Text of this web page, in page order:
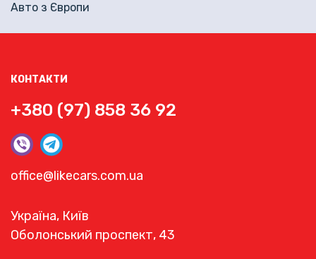
КОНТАКТИ
+380 (97) 858 36 92
office@likecars.com.ua
Україна, Київ
Оболонський проспект, 43
Авто з Європи